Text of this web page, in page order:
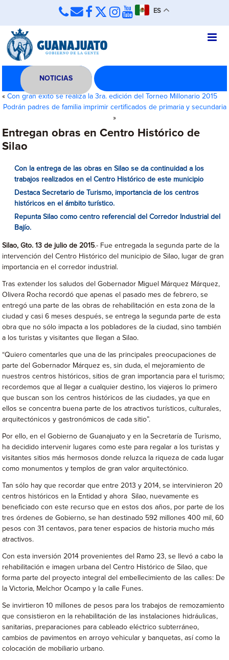
ES
NOTICIAS
«Con gran éxito se realiza la 3ra. edición del Torneo Millonario 2015
Podrán padres de familia imprimir certificados de primaria y secundaria
»
Entregan obras en Centro Histórico de
Silao
Con la entrega de las obras en Silao se da continuidad a los
trabajos realizados en el Centro Histórico de este municipio
Destaca Secretario de Turismo, importancia de los centros
históricos en el ámbito turístico.
Repunta Silao como centro referencial del Corredor Industrial del
Bajío.
Silao, Gto. 13 de julio de 2015.- Fue entregada la segunda parte de la
intervención del Centro Histórico del municipio de Silao, lugar de gran
importancia en el corredor industrial.
Tras extender los saludos del Gobernador Miguel Márquez Márquez,
Olivera Rocha recordó que apenas el pasado mes de febrero, se
entregó una parte de las obras de rehabilitación en esta zona de la
ciudad y casi 6 meses después, se entrega la segunda parte de esta
obra que no sólo impacta a los pobladores de la ciudad, sino también
a los turistas y visitantes que llegan a Silao.
“Quiero comentarles que una de las principales preocupaciones de
parte del Gobernador Márquez es, sin duda, el mejoramiento de
nuestros centros históricos, sitios de gran importancia para el turismo;
recordemos que al llegar a cualquier destino, los viajeros lo primero
que buscan son los centros históricos de las ciudades, ya que en
ellos se concentra buena parte de los atractivos turísticos, culturales,
arquitectónicos y gastronómicos de cada sitio”.
Por ello, en el Gobierno de Guanajuato y en la Secretaría de Turismo,
ha decidido intervenir lugares como este para regalar a los turistas y
visitantes sitios más hermosos donde reluzca la riqueza de cada lugar
como monumentos y templos de gran valor arquitectónico.
Tan sólo hay que recordar que entre 2013 y 2014, se intervinieron 20
centros históricos en la Entidad y ahora Silao, nuevamente es
beneficiado con este recurso que en estos dos años, por parte de los
tres órdenes de Gobierno, se han destinado 592 millones 400 mil, 60
pesos con 31 centavos, para tener espacios de historia mucho más
atractivos.
Con esta inversión 2014 provenientes del Ramo 23, se llevó a cabo la
rehabilitación e imagen urbana del Centro Histórico de Silao, que
forma parte del proyecto integral del embellecimiento de las calles: De
la Victoria, Melchor Ocampo y la calle Funes.
Se invirtieron 10 millones de pesos para los trabajos de remozamiento
que consistieron en la rehabilitación de las instalaciones hidráulicas,
sanitarias, preparaciones para cableado eléctrico subterráneo,
cambios de pavimentos en arroyo vehicular y banquetas, así como la
colocación de mobiliario urbano.